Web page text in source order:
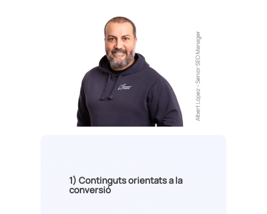
1) Continguts orientats a la
conversió